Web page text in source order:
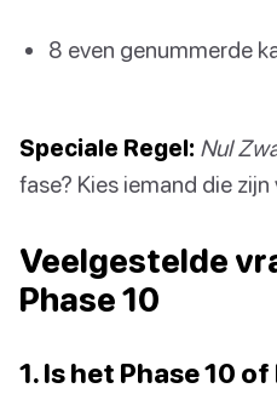
8 even genummerde
Speciale Regel: Nul
fase? Kies iemand die
Veelgestelde
Phase 10
1. Is het Phase 10